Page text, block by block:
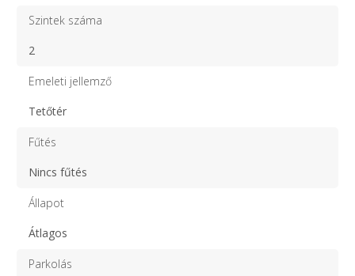
Szintek száma
2
Emeleti jellemző
Tetőtér
Fűtés
Nincs fűtés
Állapot
Átlagos
Parkolás